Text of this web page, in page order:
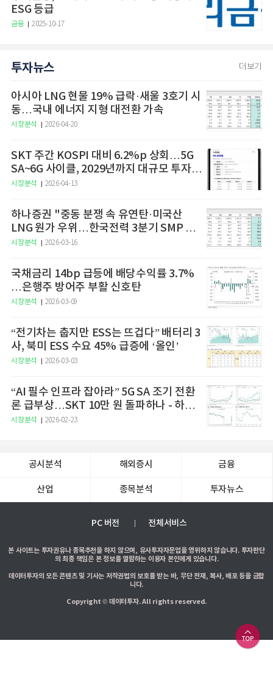
ESG 등급
금융 2025-10-17
투자뉴스 더보기
아시아 LNG 현물 19% 급락·새울 3호기 시
동…국내 에너지 지형 대전환 가속
시장분석 2026-04-20
SKT 주간 KOSPI 대비 6.2%p 상회…5G
SA~6G 사이클, 2029년까지 대규모 투자
예고
시장분석 2026-04-13
하나증권 "중동 분쟁 속 유연탄·미국산
LNG 원가 우위…한국전력 3분기 SMP 상
승 전망"
시장분석 2026-03-16
국채금리 14bp 급등에 배당수익률 3.7%
…은행주 방어주 부활 신호탄
시장분석 2026-03-09
“전기차는 춥지만 ESS는 뜨겁다” 배터리 3
사, 북미 ESS 수요 45% 급증에 ‘올인’
시장분석 2026-03-03
“AI 필수 인프라 잡아라” 5G SA 조기 전환
론 급부상…SKT 10만 원 돌파하나 - 하나
증권
시장분석 2026-02-23
공시분석 해외증시 금융
산업 종목분석 투자뉴스
PC 버전 전체서비스
본 사이트는 투자권유나 종목추천을 하지 않으며, 유사투자자문업을 영위하지 않습니다. 투자판단
의 최종 책임은 본 정보를 열람하는 이용자 본인에게 있습니다.
데이터투자의 모든 콘텐츠 및 기사는 저작권법의 보호를 받는 바, 무단 전재, 복사, 배포 등을 금합
니다.
Copyright © 데이터투자. All rights reserved.